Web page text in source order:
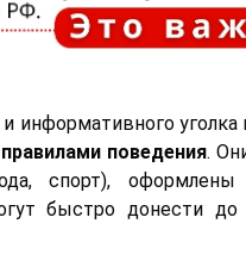
информативного
поведения.
спорт),
быстро донести